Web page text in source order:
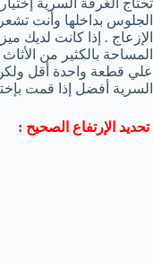
تحتاج الغرفة السرية
الجلوس بداخلها وأنت
الإزعاج . إذا كانت لديك
المساحة بالكثير من
علي قطعة واحدة أقل
السرية أفضل إذا قمت
تحديد الإرتفاع الصحيح :